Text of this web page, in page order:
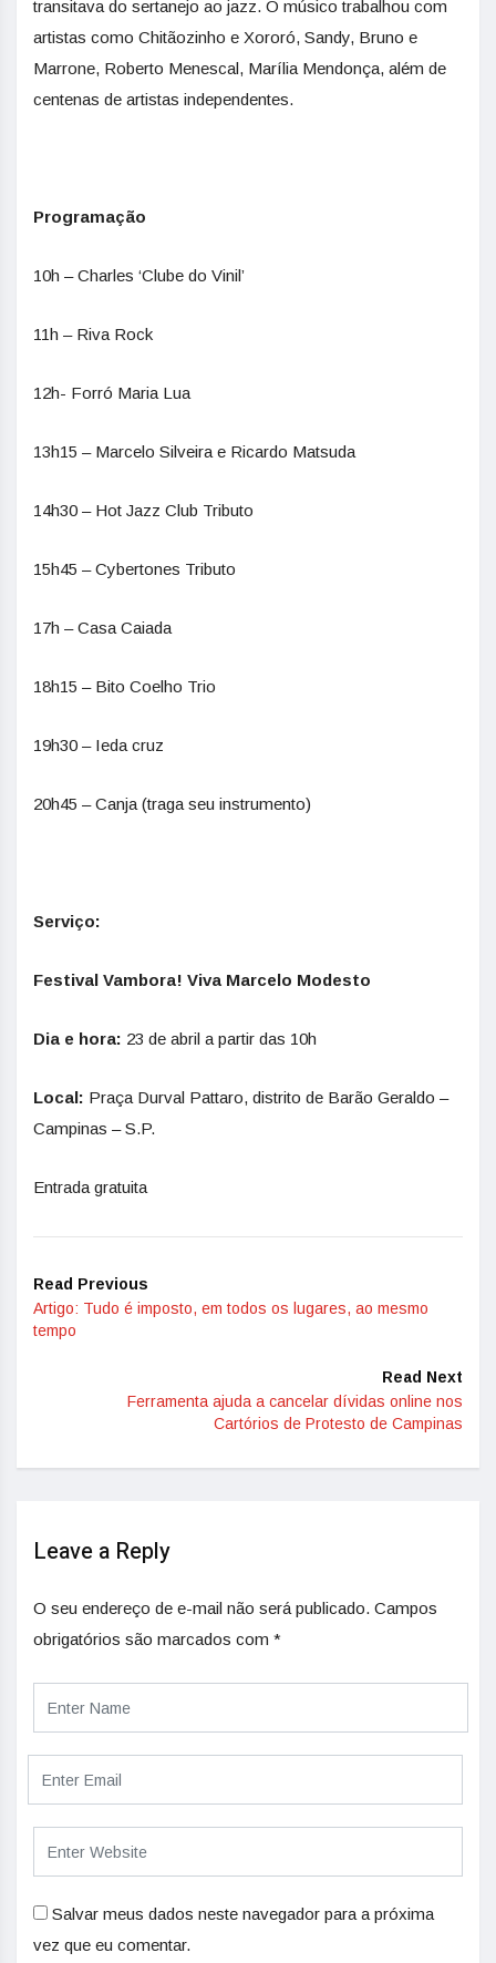
transitava do sertanejo ao jazz. O músico trabalhou com
artistas como Chitãozinho e Xororó, Sandy, Bruno e
Marrone, Roberto Menescal, Marília Mendonça, além de
centenas de artistas independentes.
Programação
10h – Charles ‘Clube do Vinil’
11h – Riva Rock
12h- Forró Maria Lua
13h15 – Marcelo Silveira e Ricardo Matsuda
14h30 – Hot Jazz Club Tributo
15h45 – Cybertones Tributo
17h – Casa Caiada
18h15 – Bito Coelho Trio
19h30 – Ieda cruz
20h45 – Canja (traga seu instrumento)
Serviço:
Festival Vambora! Viva Marcelo Modesto
Dia e hora: 23 de abril a partir das 10h
Local: Praça Durval Pattaro, distrito de Barão Geraldo –
Campinas – S.P.
Entrada gratuita
Read Previous
Artigo: Tudo é imposto, em todos os lugares, ao mesmo
tempo
Read Next
Ferramenta ajuda a cancelar dívidas online nos
Cartórios de Protesto de Campinas
Leave a Reply
O seu endereço de e-mail não será publicado. Campos
obrigatórios são marcados com *
Salvar meus dados neste navegador para a próxima
vez que eu comentar.